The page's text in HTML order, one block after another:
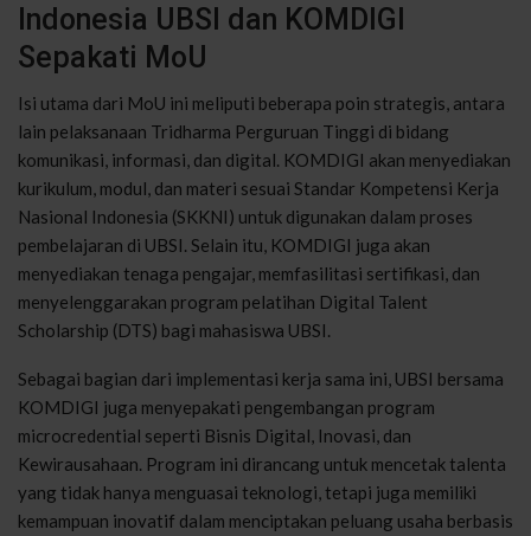
Indonesia UBSI dan KOMDIGI
Sepakati MoU
Isi utama dari MoU ini meliputi beberapa poin strategis, antara
lain pelaksanaan Tridharma Perguruan Tinggi di bidang
komunikasi, informasi, dan digital. KOMDIGI akan menyediakan
kurikulum, modul, dan materi sesuai Standar Kompetensi Kerja
Nasional Indonesia (SKKNI) untuk digunakan dalam proses
pembelajaran di UBSI. Selain itu, KOMDIGI juga akan
menyediakan tenaga pengajar, memfasilitasi sertifikasi, dan
menyelenggarakan program pelatihan Digital Talent
Scholarship (DTS) bagi mahasiswa UBSI.
Sebagai bagian dari implementasi kerja sama ini, UBSI bersama
KOMDIGI juga menyepakati pengembangan program
microcredential seperti Bisnis Digital, Inovasi, dan
Kewirausahaan. Program ini dirancang untuk mencetak talenta
yang tidak hanya menguasai teknologi, tetapi juga memiliki
kemampuan inovatif dalam menciptakan peluang usaha berbasis